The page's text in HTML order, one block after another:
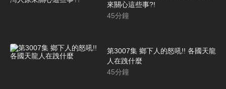
來關心這些事?!
45分鐘
第3007集 鄉下人的怒吼!! 各國天龍
人在跩什麼
45分鐘